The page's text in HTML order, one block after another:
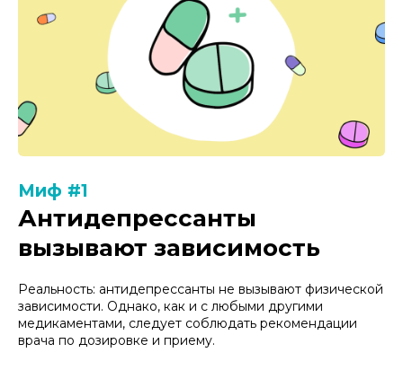
Миф #1
Антидепрессанты
вызывают зависимость
Реальность: антидепрессанты не вызывают физической
зависимости. Однако, как и с любыми другими
медикаментами, следует соблюдать рекомендации
врача по дозировке и приему.